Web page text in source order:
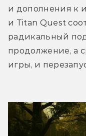
и дополнения к
и Titan Quest
радикальный
продолжение, а
игры, и